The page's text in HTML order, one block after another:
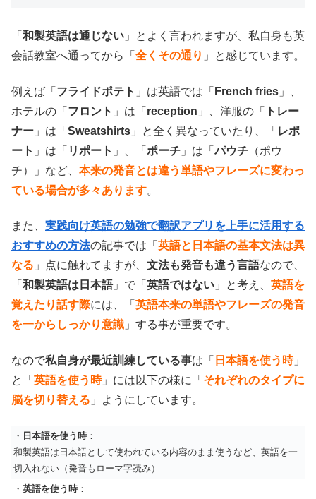
「 和製英語は通じない 」とよく言われますが、私自身も英
会話教室へ通ってから「 全くその通り 」と感じています。
例えば「 フライドポテト 」は英語では「 French fries 」、
ホテルの「 フロント 」は「 reception 」、洋服の「
トレー
ナー 」は「 Sweatshirts 」と全く異なっていたり、「 レポ
ート 」は「 リポート 」、「 ポーチ 」は「パウチ （ポウ
チ）」など、 本来の発音とは違う単語やフレーズに変わっ
ている場合が多々あります。
また、 実践向け英語の勉強で翻訳アプリを上手に活用する
おすすめの方法の記事では「 英語と日本語の基本文法は異
なる 」点に触れてますが、 文法も発音も違う言語なので、
「 和製英語は日本語」で「 英語ではない 」と考え、 英語を
覚えたり話す際には、「 英語本来の単語やフレーズの発音
を一からしっかり意識 」する事が重要です。
なので私自身が最近訓練している事は「 日本語を使う時」
と「 英語を使う時」には以下の様に「 それぞれのタイプに
脳を切り替える 」ようにしています。
・ 日本語を使う時 ：
和製英語は日本語として使われている内容のまま使うなど、英語を一
切入れない（発音もローマ字読み）
・ 英語を使う時 ：